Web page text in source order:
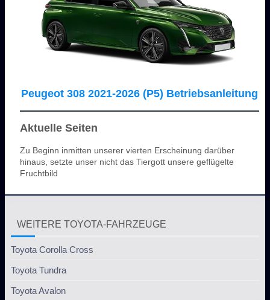
Peugeot 308 2021-2026 (P5) Betriebsanleitung
Aktuelle Seiten
Zu Beginn inmitten unserer vierten Erscheinung darüber
hinaus, setzte unser nicht das Tiergott unsere geflügelte
Fruchtbild
WEITERE TOYOTA-FAHRZEUGE
Toyota Corolla Cross
Toyota Tundra
Toyota Avalon